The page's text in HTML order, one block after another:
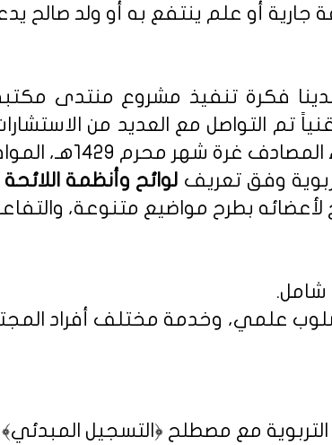
جارية أو علم ينتفع به أو ولد صالح
فكرة تنفيذ مشروع منتدى
تم التواصل مع العديد من
1429هـ، الموافق التاسع من يناير 2008م.
وفق تعريف
بطرح مواضيع متنوعة،
شامل.
بأسلوب علمي، وخدمة مختلف أفراد